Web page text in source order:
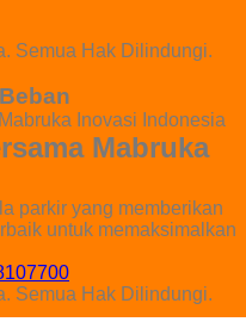
Semua Hak Dilindungi.
Inovasi Indonesia
Mabruka
parkir yang memberikan
untuk memaksimalkan
Semua Hak Dilindungi.